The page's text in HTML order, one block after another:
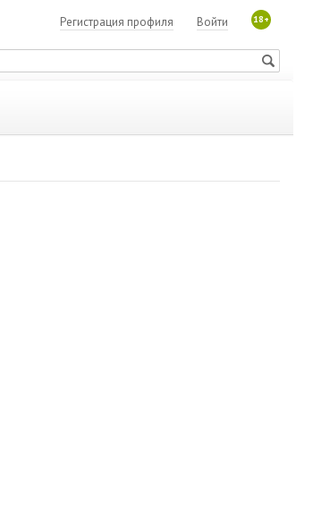
18+
Войти
Регистрация профиля